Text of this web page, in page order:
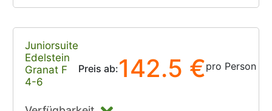
Juniorsuite
Edelstein
Granat F
4-6
Preis ab:142.5 €pro Person